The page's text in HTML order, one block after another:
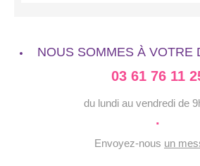
NOUS SOMMES À VOTRE
03 61 76 11
du lundi au vendredi de
·
Envoyez-nous un